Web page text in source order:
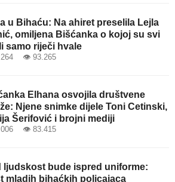
u Bihaću: Na ahiret preselila Lejla
omiljena Bišćanka o kojoj su svi
samo riječi hvale
👁 93.265
Elhana osvojila društvene
Njene snimke dijele Toni Cetinski,
Šerifović i brojni mediji
👁 83.415
ljudskost bude ispred uniforme:
mladih bihaćkih policajaca